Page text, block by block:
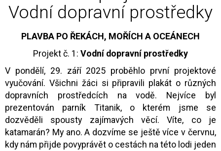
Vodní dopravní prostředky
PLAVBA PO ŘEKÁCH, MOŘÍCH A OCEÁNECH
Projekt č. 1: Vodní dopravní prostředky
V pondělí, 29. září 2025 proběhlo první projektové
vyučování. Všichni žáci si připravili plakát o různých
dopravních prostředcích na vodě. Nejvíce byl
prezentován parník Titanik, o kterém jsme se
dozvěděli spousty zajímavých věcí. Víte, co je
katamarán? My ano. A dozvíme se ještě více v červnu,
kdy nám přijde povyprávět o cestách na této lodi jeden